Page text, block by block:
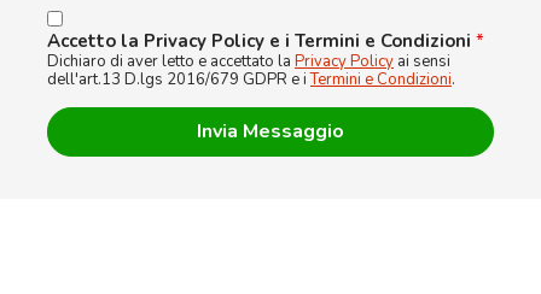
Accetto la Privacy Policy e i Termini e Condizioni *
Dichiaro di aver letto e accettato la Privacy Policy ai sensi
dell'art.13 D.lgs 2016/679 GDPR e iTermini e Condizioni.